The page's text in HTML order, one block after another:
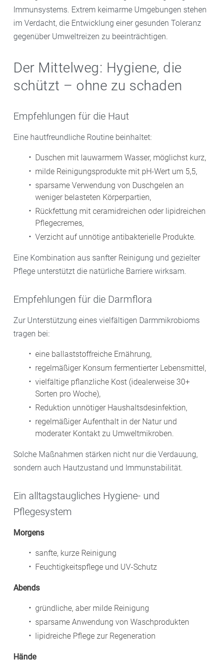
Immunsystems. Extrem keimarme Umgebungen stehen
im Verdacht, die Entwicklung einer gesunden Toleranz
gegenüber Umweltreizen zu beeinträchtigen.
Der Mittelweg: Hygiene, die
schützt – ohne zu schaden
Empfehlungen für die Haut
Eine hautfreundliche Routine beinhaltet:
Duschen mit lauwarmem Wasser, möglichst kurz,
milde Reinigungsprodukte mit pH-Wert um 5,5,
sparsame Verwendung von Duschgelen an
weniger belasteten Körperpartien,
Rückfettung mit ceramidreichen oder lipidreichen
Pflegecremes,
Verzicht auf unnötige antibakterielle Produkte.
Eine Kombination aus sanfter Reinigung und gezielter
Pflege unterstützt die natürliche Barriere wirksam.
Empfehlungen für die Darmflora
Zur Unterstützung eines vielfältigen Darmmikrobioms
tragen bei:
eine ballaststoffreiche Ernährung,
regelmäßiger Konsum fermentierter Lebensmittel,
vielfältige pflanzliche Kost (idealerweise 30+
Sorten pro Woche),
Reduktion unnötiger Haushaltsdesinfektion,
regelmäßiger Aufenthalt in der Natur und
moderater Kontakt zu Umweltmikroben.
Solche Maßnahmen stärken nicht nur die Verdauung,
sondern auch Hautzustand und Immunstabilität.
Ein alltagstaugliches Hygiene- und
Pflegesystem
Morgens
sanfte, kurze Reinigung
Feuchtigkeitspflege und UV-Schutz
Abends
gründliche, aber milde Reinigung
sparsame Anwendung von Waschprodukten
lipidreiche Pflege zur Regeneration
Hände